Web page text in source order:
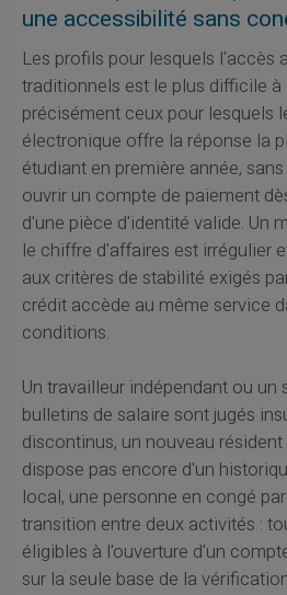
une accessibilité sans
Les profils pour lesquels l'accès
traditionnels est le plus difficile
précisément ceux pour lesquels
électronique offre la réponse la
étudiant en première année,
ouvrir un compte de paiement
d'une pièce d'identité valide. Un
le chiffre d'affaires est irrégulier
aux critères de stabilité exigés
crédit accède au même service
conditions.
Un travailleur indépendant ou un
bulletins de salaire sont jugés
discontinus, un nouveau
dispose pas encore d'un
local, une personne en congé
transition entre deux activités :
éligibles à l'ouverture d'un
sur la seule base de la